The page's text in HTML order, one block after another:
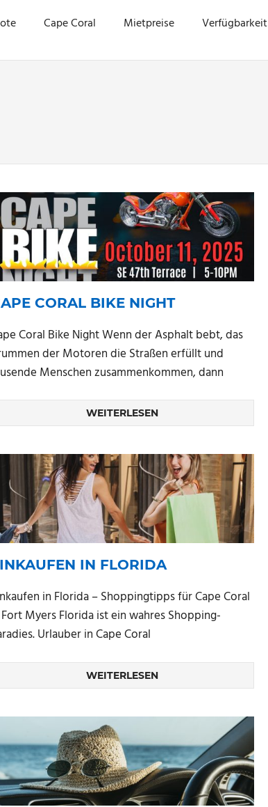
Cape Coral Mietpreise Verfügbarkeit
CORAL BIKE NIGHT
Coral Bike Night Wenn der Asphalt bebt, das
der Motoren die Straßen erfüllt und
Menschen zusammenkommen, dann
WEITERLESEN
IN FLORIDA
in Florida – Shoppingtipps für Cape Coral
Myers Florida ist ein wahres Shopping-
Urlauber in Cape Coral
WEITERLESEN